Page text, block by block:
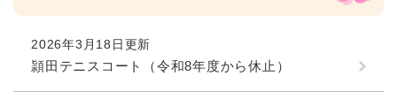
2026年3月18日更新
頴田テニスコート（令和8年度から休止）